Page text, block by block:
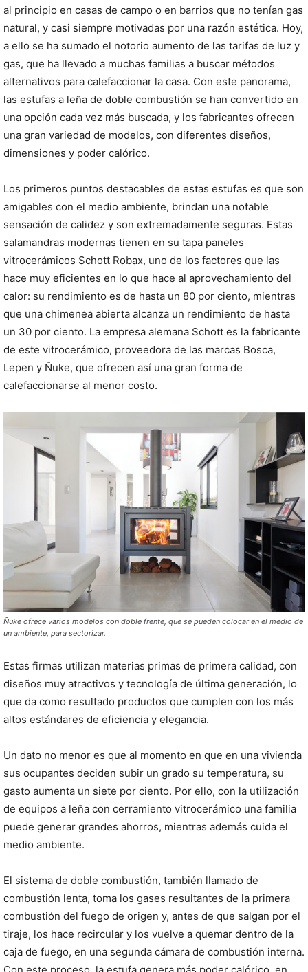
al principio en casas de campo o en barrios que no tenían gas
natural, y casi siempre motivadas por una razón estética. Hoy,
a ello se ha sumado el notorio aumento de las tarifas de luz y
gas, que ha llevado a muchas familias a buscar métodos
alternativos para calefaccionar la casa. Con este panorama,
las estufas a leña de doble combustión se han convertido en
una opción cada vez más buscada, y los fabricantes ofrecen
una gran variedad de modelos, con diferentes diseños,
dimensiones y poder calórico.
Los primeros puntos destacables de estas estufas es que son
amigables con el medio ambiente, brindan una notable
sensación de calidez y son extremadamente seguras. Estas
salamandras modernas tienen en su tapa paneles
vitrocerámicos Schott Robax, uno de los factores que las
hace muy eficientes en lo que hace al aprovechamiento del
calor: su rendimiento es de hasta un 80 por ciento, mientras
que una chimenea abierta alcanza un rendimiento de hasta
un 30 por ciento. La empresa alemana Schott es la fabricante
de este vitrocerámico, proveedora de las marcas Bosca,
Lepen y Ñuke, que ofrecen así una gran forma de
calefaccionarse al menor costo.
Ñuke ofrece varios modelos con doble frente, que se pueden colocar en el medio de
un ambiente, para sectorizar.
Estas firmas utilizan materias primas de primera calidad, con
diseños muy atractivos y tecnología de última generación, lo
que da como resultado productos que cumplen con los más
altos estándares de eficiencia y elegancia.
Un dato no menor es que al momento en que en una vivienda
sus ocupantes deciden subir un grado su temperatura, su
gasto aumenta un siete por ciento. Por ello, con la utilización
de equipos a leña con cerramiento vitrocerámico una familia
puede generar grandes ahorros, mientras además cuida el
medio ambiente.
El sistema de doble combustión, también llamado de
combustión lenta, toma los gases resultantes de la primera
combustión del fuego de origen y, antes de que salgan por el
tiraje, los hace recircular y los vuelve a quemar dentro de la
caja de fuego, en una segunda cámara de combustión interna.
Con este proceso, la estufa genera más poder calórico, en